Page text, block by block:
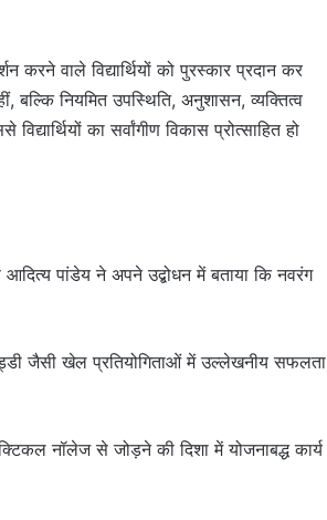
करने वाले विद्यार्थियों को पुरस्कार प्रदान कर
बल्कि नियमित उपस्थिति, अनुशासन, व्यक्तित्व
का सर्वांगीण विकास प्रोत्साहित हो
पांडेय ने अपने उद्बोधन में बताया कि नवरंग
जैसी खेल प्रतियोगिताओं में उल्लेखनीय सफलता
नॉलेज से जोड़ने की दिशा में योजनाबद्ध कार्य